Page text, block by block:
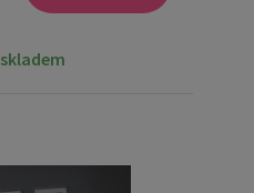
skladem